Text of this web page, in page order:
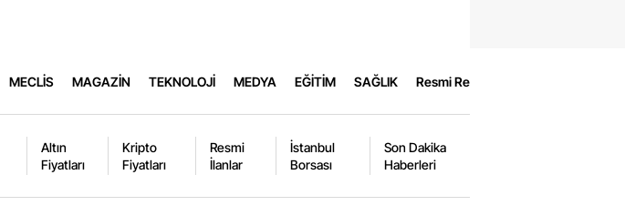
MECLİS MAGAZİN TEKNOLOJİ MEDYA EĞİTİM SAĞLIK Resmi Reklamlar
Altın
Fiyatları
Kripto
Fiyatları
Resmi
İlanlar
İstanbul
Borsası
Son Dakika
Haberleri